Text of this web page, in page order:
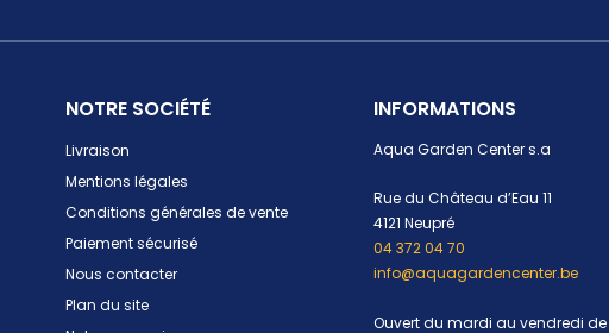
NOTRE SOCIÉTÉ
Livraison
Mentions légales
Conditions générales de vente
Paiement sécurisé
Nous contacter
Plan du site
INFORMATIONS
Aqua Garden Center s.a
Rue du Château d’Eau 11
4121 Neupré
04 372 04 70
info@aquagardencenter.be
Ouvert du mardi au vendredi de